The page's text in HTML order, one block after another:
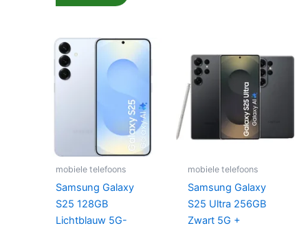
mobiele telefoons
Samsung Galaxy
S25 128GB
Lichtblauw 5G-
mobiele telefoons
Samsung Galaxy
S25 Ultra 256GB
Zwart 5G +